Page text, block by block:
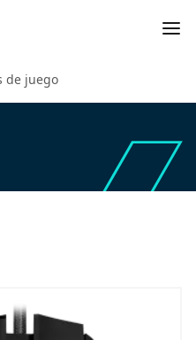
de juego